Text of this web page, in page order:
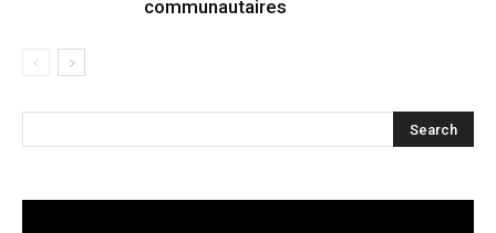
communautaires